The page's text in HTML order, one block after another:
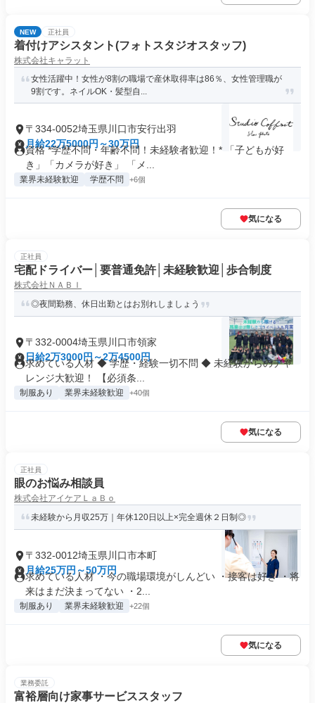
NEW 正社員
着付けアシスタント(フォトスタジオスタッフ)
株式会社キャラット
女性活躍中！女性が8割の職場で産休取得率は86％、女性管理職が
9割です。ネイルOK・髪型自...
〒334-0052埼玉県川口市安行出羽
月給22万5000円～30万円
資格 *学歴不問・年齢不問！未経験者歓迎！* 「子どもが好
き」「カメラが好き」 「メ...
業界未経験歓迎 学歴不問 +6個
気になる
正社員
宅配ドライバー│要普通免許│未経験歓迎│歩合制度
株式会社ＮＡＢＩ
◎夜間勤務、休日出勤とはお別れしましょう
〒332-0004埼玉県川口市領家
日給2万3000円～2万4500円
求めている人材 ◆ 学歴・経験一切不問 ◆ 未経験からのチャ
レンジ大歓迎！ 【必須条...
制服あり 業界未経験歓迎 +40個
気になる
正社員
眼のお悩み相談員
株式会社アイケアＬａＢｏ
未経験から月収25万｜年休120日以上×完全週休２日制◎
〒332-0012埼玉県川口市本町
月給25万円～50万円
求めている人材 ・今の職場環境がしんどい ・接客は好き ・将
来はまだ決まってない ・2...
制服あり 業界未経験歓迎 +22個
気になる
業務委託
富裕層向け家事サービススタッフ